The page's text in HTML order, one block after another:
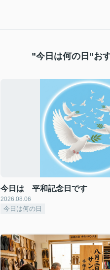
”今日は何の日”お
今日は 平和記念日です
2026.08.06
今日は何の日